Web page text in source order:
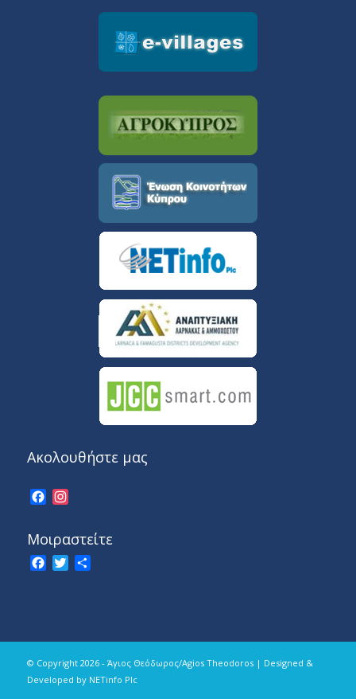
Ακολουθήστε μας
Facebook
Instagram
Μοιραστείτε
Facebook
TwitterShare
© Copyright 2026 - Άγιος Θεόδωρος/Agios Theodoros | Designed &
Developed by NETinfo Plc